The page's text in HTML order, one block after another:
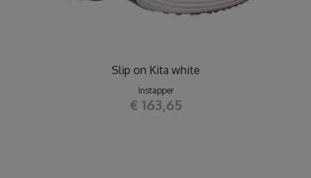
Slip on Kita white
Instapper
€ 163,65